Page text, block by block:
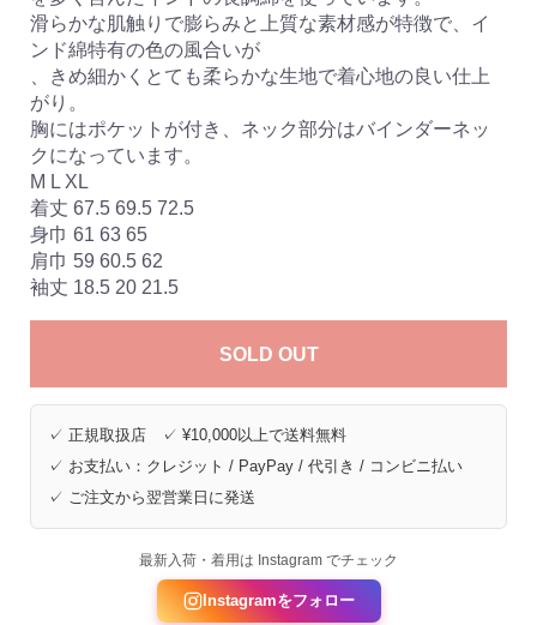
滑らかな肌触りで膨らみと上質な素材感が特徴で、イ
ンド綿特有の色の風合いが
、きめ細かくとても柔らかな生地で着心地の良い仕上
がり。
胸にはポケットが付き、ネック部分はバインダーネッ
クになっています。
M L XL
着丈 67.5 69.5 72.5
身巾 61 63 65
肩巾 59 60.5 62
袖丈 18.5 20 21.5
SOLD OUT
✓ 正規取扱店 ✓ ¥10,000以上で送料無料
✓ お支払い：クレジット / PayPay / 代引き / コンビニ払い
✓ ご注文から翌営業日に発送
最新入荷・着用は Instagram でチェック
Instagramをフォロー